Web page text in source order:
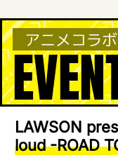
アニメコラ
LAWSON
loud -ROAD